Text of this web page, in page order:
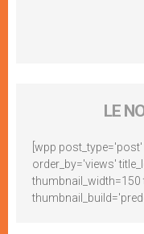
LE
[wpp
order_by='views'
thumbnail_width=150